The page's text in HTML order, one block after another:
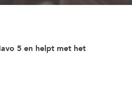
5 en helpt met het